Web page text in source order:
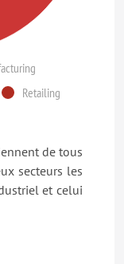
Retailing
de tous
secteurs les
et celui